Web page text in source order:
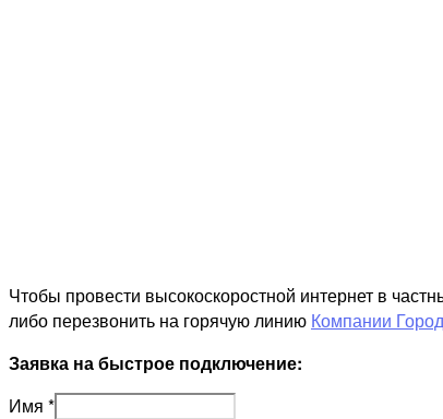
Чтобы провести высокоскоростной интернет в
либо перезвонить на горячую линию Компании
Заявка на быстрое подключение:
Имя *